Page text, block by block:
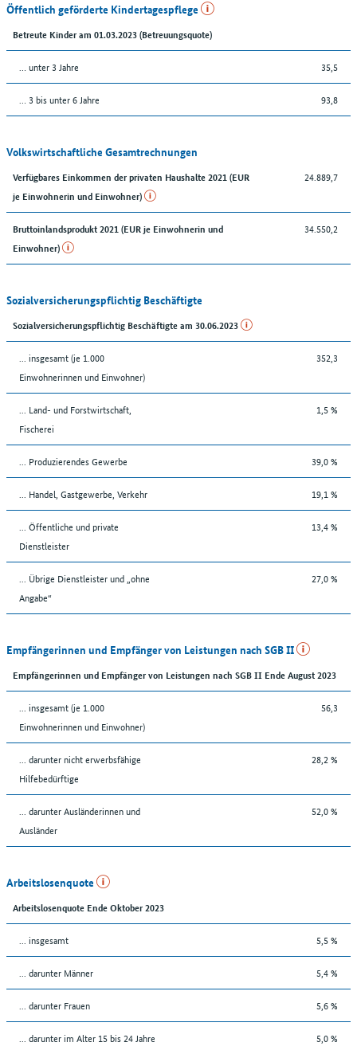
Öffentlich geförderte Kindertagespflege
Betreute Kinder am 01.03.2023 (Betreuungsquote)
… unter 3 Jahre 35,5
… 3 bis unter 6 Jahre 93,8
Volkswirtschaftliche Gesamtrechnungen
Verfügbares Einkommen der privaten Haushalte 2021 (EUR
je Einwohnerin und Einwohner)
24.889,7
Bruttoinlandsprodukt 2021 (EUR je Einwohnerin und
Einwohner)
34.550,2
Sozialversicherungspflichtig Beschäftigte
Sozialversicherungspflichtig Beschäftigte am 30.06.2023
... insgesamt (je 1.000
Einwohnerinnen und Einwohner)
352,3
... Land- und Forstwirtschaft,
Fischerei
1,5 %
... Produzierendes Gewerbe 39,0 %
... Handel, Gastgewerbe, Verkehr 19,1 %
... Öffentliche und private
Dienstleister
13,4 %
... Übrige Dienstleister und „ohne
Angabe“
27,0 %
Empfängerinnen und Empfänger von Leistungen nach SGB II
Empfängerinnen und Empfänger von Leistungen nach SGB II Ende August 2023
... insgesamt (je 1.000
Einwohnerinnen und Einwohner)
56,3
... darunter nicht erwerbsfähige
Hilfebedürftige
28,2 %
... darunter Ausländerinnen und
Ausländer
52,0 %
Arbeitslosenquote
Arbeitslosenquote Ende Oktober 2023
... insgesamt 5,5 %
... darunter Männer 5,4 %
... darunter Frauen 5,6 %
... darunter im Alter 15 bis 24 Jahre 5,0 %